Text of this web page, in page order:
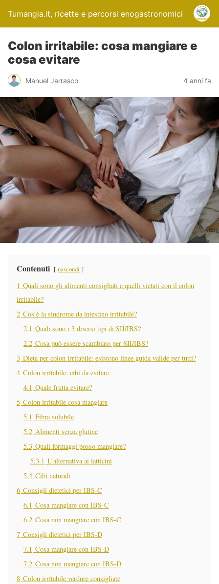
Tumangia.it, ricette e percorsi enogastronomici
Colon irritabile: cosa mangiare e
cosa evitare
Manuel Jarrasco 4 anni fa
Contenuti nascondi
1 Quali sono gli alimenti consigliati e quelli vietati con il colon
irritabile?
2 Cos’è la sindrome da intestino irritabile?
2.1 Quali sono i 3 diversi tipi di SII/IBS?
2.2 Cosa può essere scambiato per SII/IBS?
3 Dieta per colon irritabile: esistono linee guida valide per tutti?
4 Colon irritabile: cibi da evitare
4.1 Quale frutta evitare?
5 Colon irritabile cosa mangiare
5.1 Fibra solubile
5.2 Alimenti senza glutine
5.3 Quali formaggi posso mangiare?
5.3.1 L’alternativa ai latticini
5.4 Cibi naturali
6 Consigli dietetici per IBS-C
6.1 Cosa mangiare con IBS-C
6.2 Cosa non mangiare con IBS-C
7 Consigli dietetici per IBS-D
7.1 Cosa mangiare con IBS-D
7.2 Cosa non mangiare con IBS-D
8 Colon irritabile verdure consigliate